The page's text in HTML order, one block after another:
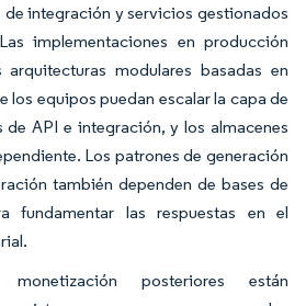
de integración y servicios gestionados
implementaciones en producción
modulares basadas en
los equipos puedan escalar la capa de
de API e integración, y los almacenes
Los patrones de generación
también dependen de bases de
fundamentar las respuestas en el
posteriores están